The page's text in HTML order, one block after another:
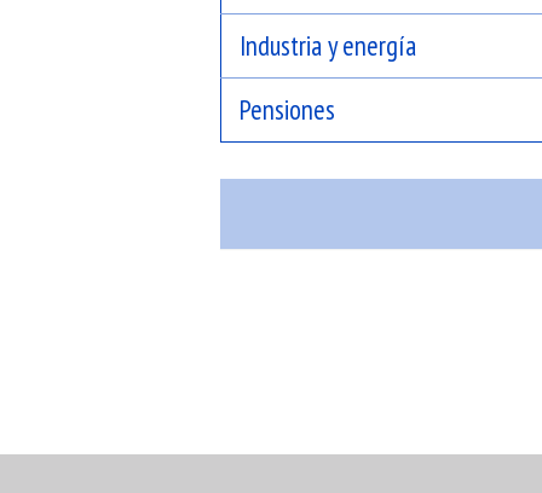
Industria y energía
Pensiones